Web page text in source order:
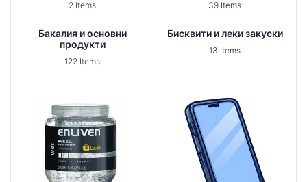
2 Items 39 Items
Бакалия и основни
продукти
122 Items
Бисквити и леки закуски
13 Items